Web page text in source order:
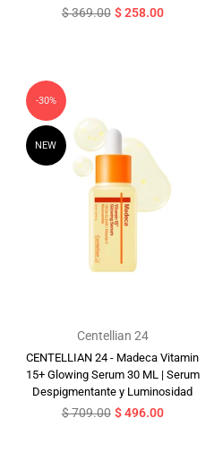
Precio
$ 369.00 $ 258.00
-30%
NEW
Centellian 24
CENTELLIAN 24 - Madeca Vitamin
15+ Glowing Serum 30 ML | Serum
Despigmentante y Luminosidad
Precio
$ 709.00 $ 496.00